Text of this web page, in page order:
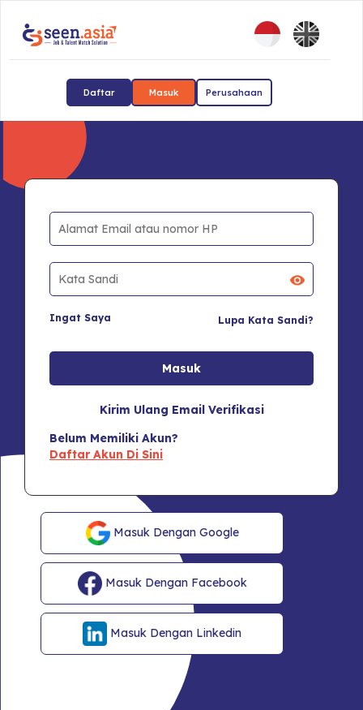
Daftar Masuk Perusahaan
Ingat Saya Lupa Kata Sandi?
Kirim Ulang Email Verifikasi
Belum Memiliki Akun?
Daftar Akun Di Sini
Masuk Dengan Google
Masuk Dengan Facebook
Masuk Dengan Linkedin